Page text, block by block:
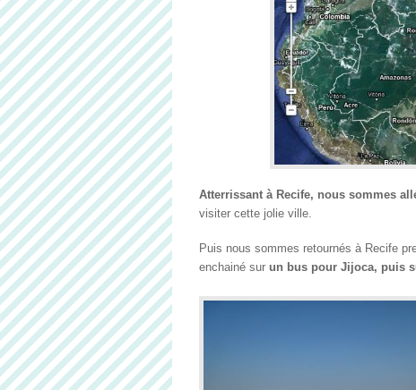
Atterrissant à Recife, nous sommes
visiter cette jolie ville.
Puis nous sommes retournés à Recife
enchainé sur un bus pour Jijoca, puis